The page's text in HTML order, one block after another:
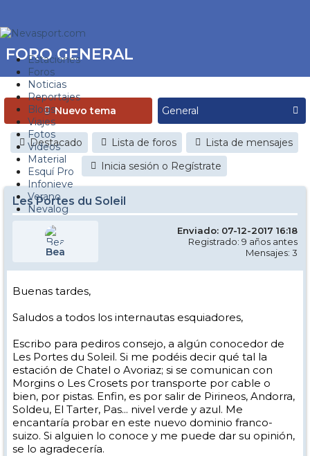
Estaciones
Foros
Noticias
Reportajes
Blogs
Viajes
Fotos
Videos
Material
Esquí Pro
Infonieve
Verano
Nevalog
FORO GENERAL
Nuevo tema
Destacado Lista de foros
Lista de mensajes
Inicia sesión o Regístrate
Les Portes du Soleil
Bea
Enviado: 07-12-2017 16:18
Registrado: 9 años antes
Mensajes: 3
Buenas tardes,
Saludos a todos los internautas esquiadores,
Escribo para pediros consejo, a algún conocedor de
Les Portes du Soleil. Si me podéis decir qué tal la
estación de Chatel o Avoriaz; si se comunican con
Morgins o Les Crosets por transporte por cable o
bien, por pistas. Enfin, es por salir de Pirineos, Andorra,
Soldeu, El Tarter, Pas... nivel verde y azul. Me
encantaría probar en este nuevo dominio franco-
suizo. Si alguien lo conoce y me puede dar su opinión,
se lo agradecería.